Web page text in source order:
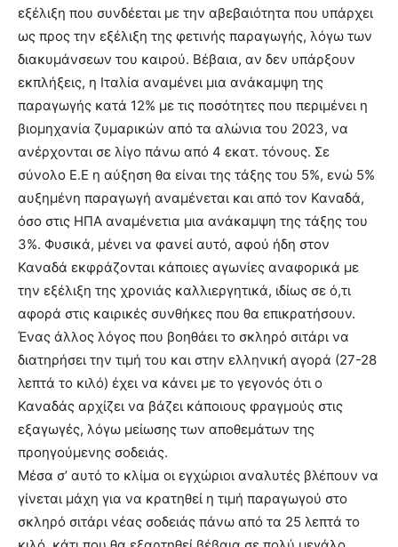
εξέλιξη που συνδέεται με την αβεβαιότητα που υπάρχει
ως προς την εξέλιξη της φετινής παραγωγής, λόγω των
διακυμάνσεων του καιρού. Βέβαια, αν δεν υπάρξουν
εκπλήξεις, η Ιταλία αναμένει μια ανάκαμψη της
παραγωγής κατά 12% με τις ποσότητες που περιμένει η
βιομηχανία ζυμαρικών από τα αλώνια του 2023, να
ανέρχονται σε λίγο πάνω από 4 εκατ. τόνους. Σε
σύνολο Ε.Ε η αύξηση θα είναι της τάξης του 5%, ενώ 5%
αυξημένη παραγωγή αναμένεται και από τον Καναδά,
όσο στις ΗΠΑ αναμένετια μια ανάκαμψη της τάξης του
3%. Φυσικά, μένει να φανεί αυτό, αφού ήδη στον
Καναδά εκφράζονται κάποιες αγωνίες αναφορικά με
την εξέλιξη της χρονιάς καλλιεργητικά, ιδίως σε ό,τι
αφορά στις καιρικές συνθήκες που θα επικρατήσουν.
Ένας άλλος λόγος που βοηθάει το σκληρό σιτάρι να
διατηρήσει την τιμή του και στην ελληνική αγορά (27-28
λεπτά το κιλό) έχει να κάνει με το γεγονός ότι ο
Καναδάς αρχίζει να βάζει κάποιους φραγμούς στις
εξαγωγές, λόγω μείωσης των αποθεμάτων της
προηγούμενης σοδειάς.
Μέσα σ’ αυτό το κλίμα οι εγχώριοι αναλυτές βλέπουν να
γίνεται μάχη για να κρατηθεί η τιμή παραγωγού στο
σκληρό σιτάρι νέας σοδειάς πάνω από τα 25 λεπτά το